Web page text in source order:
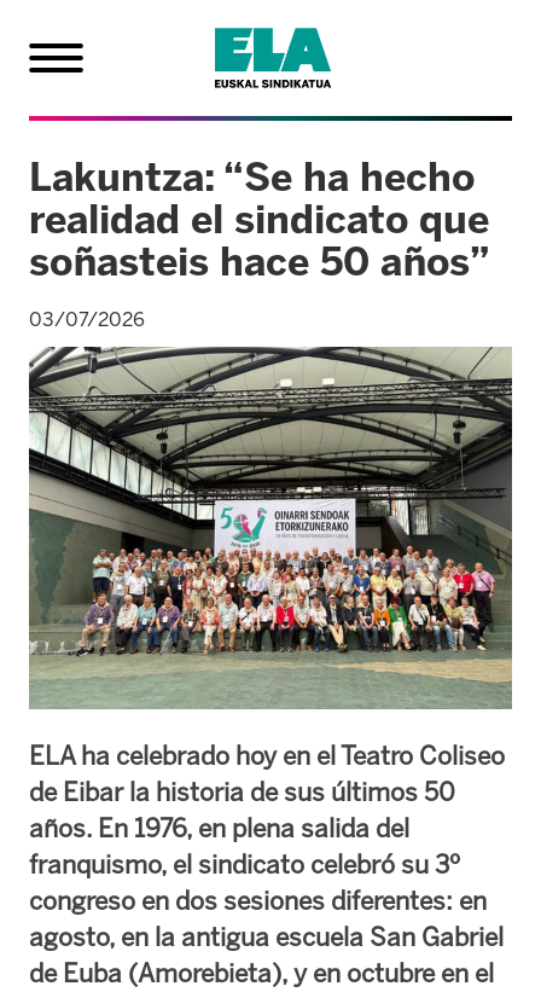
Lakuntza: “Se ha hecho
realidad el sindicato que
soñasteis hace 50 años”
03/07/2026
ELA ha celebrado hoy en el Teatro Coliseo
de Eibar la historia de sus últimos 50
años. En 1976, en plena salida del
franquismo, el sindicato celebró su 3º
congreso en dos sesiones diferentes: en
agosto, en la antigua escuela San Gabriel
de Euba (Amorebieta), y en octubre en el